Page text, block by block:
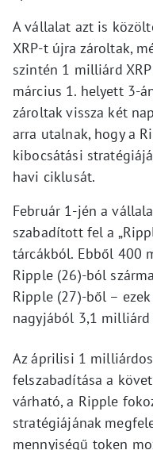
A vállalat azt is
XRP-t újra zároltak,
szintén 1 milliárd
március 1. helyett 3-
zároltak vissza két
arra utalnak, hogy a
kibocsátási
havi ciklusát.
Február 1-jén a
szabadított fel a
tárcákból. Ebből 400
Ripple (26)-ból
Ripple (27)-ből –
nagyjából 3,1
Az áprilisi 1
felszabadítása a
várható, a Ripple
stratégiájának
mennyiségű token